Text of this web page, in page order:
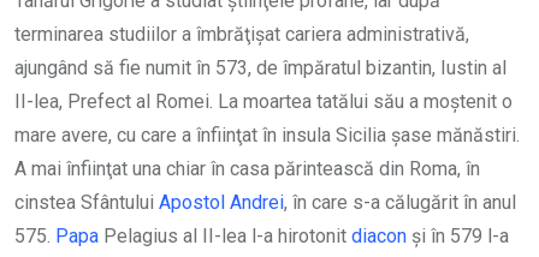
terminarea studiilor a îmbrăţişat cariera administrativă,
ajungând să fie numit în 573, de împăratul bizantin, Iustin al
II-lea, Prefect al Romei. La moartea tatălui său a moştenit o
mare avere, cu care a înfiinţat în insula Sicilia şase mănăstiri.
A mai înfiinţat una chiar în casa părintească din Roma, în
cinstea Sfântului Apostol Andrei, în care s-a călugărit în anul
575. Papa Pelagius al II-lea l-a hirotonit diacon și în 579 l-a